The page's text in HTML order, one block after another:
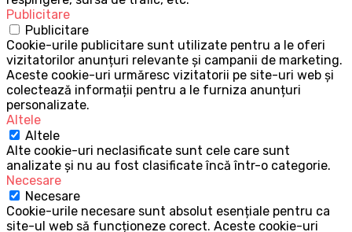
Publicitare
Publicitare
Cookie-urile publicitare sunt utilizate pentru a le oferi
vizitatorilor anunțuri relevante și campanii de marketing.
Aceste cookie-uri urmăresc vizitatorii pe site-uri web și
colectează informații pentru a le furniza anunțuri
personalizate.
Altele
Altele
Alte cookie-uri neclasificate sunt cele care sunt
analizate și nu au fost clasificate încă într-o categorie.
Necesare
Necesare
Cookie-urile necesare sunt absolut esențiale pentru ca
site-ul web să funcționeze corect. Aceste cookie-uri